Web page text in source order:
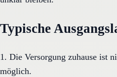
Typische
1. Die Versorgung zuhause ist
möglich.